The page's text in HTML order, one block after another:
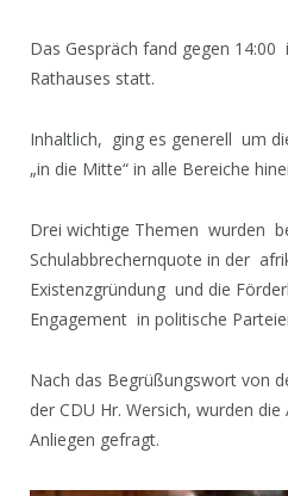
Das Gespräch fand gegen 14:00
Rathauses statt.
Inhaltlich, ging es generell um
„in die Mitte“ in alle Bereiche
Drei wichtige Themen wurden
Schulabbrechernquote in der
Existenzgründung und die
Engagement in politische
Nach das Begrüßungswort von
der CDU Hr. Wersich, wurden
Anliegen gefragt.